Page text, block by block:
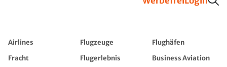
Airlines Flugzeuge
Flughäfen
Fracht
Flugerlebnis
Business Aviation